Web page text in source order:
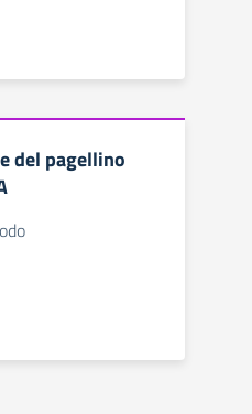
del pagellino